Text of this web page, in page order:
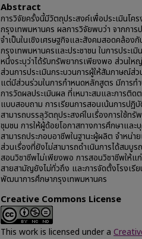
Abstract
การวิจัยครั้งนี้มีวัตถุประสงค์เพื่อประเมินโค
กรุงเทพมหานคร ผลการวิจัยพบว่า จากกา
จำเป็นในเชิงเศรษฐกิจและสังคมสอดคล้อง
กรุงเทพมหานครและประชาชน ในการประ
หนึ่งระบุว่าได้รับทรัพยากรเพียงพอ ส่วนให
ส่วนการประเมินกระบวนการผู้ให้สัมภาษณ์ส่
แต่มีส่วนร่วมในการกำหนดหลักสูตร มีการ
การวัดผลประเมินผล ที่เหมาะสมและการติด
แบบสอบถาม การเรียนการสอนเน้นการปฏิ
สามารถบรรลุวัตถุประสงค์ในเรื่องการใช้ท
ชุมชน การให้ผู้ด้อยโอกาสทางการศึกษาและ
สามารถประกอบอาชีพในฐานะผู้ผลิต จำหน่
ส่วนเรื่องที่ยังไม่สามารถดำเนินการได้สมบู
สอนวิชาชีพไม่เพียงพอ การสอนวิชาชีพให้
สายสามัญยังไม่ทั่วถึง และการจัดตั้งโรงเรี
พัฒนาการศึกษากรุงเทพมหานคร
Creative Commons License
This work is licensed under a